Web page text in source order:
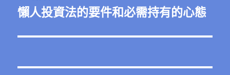
下
篇
章:
懶人投資法的要件和必需持有的心態